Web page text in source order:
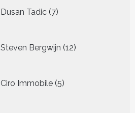
Dusan Tadic 7
producten
Steven Bergwijn 12
producten
Ciro Immobile 5
producten